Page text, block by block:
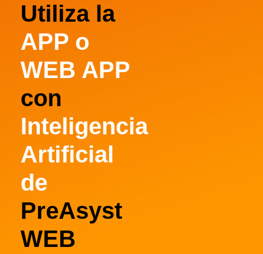
Utiliza la
APP o
WEB APP
con
Inteligencia
Artificial
de
PreAsyst
WEB